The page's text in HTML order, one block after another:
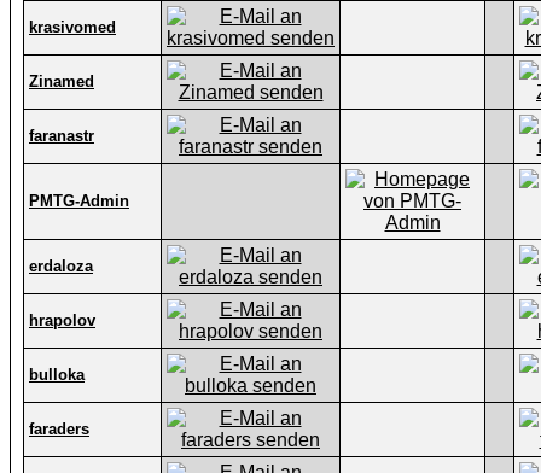
krasivomed
Zinamed
faranastr
PMTG-Admin
erdaloza
hrapolov
bulloka
faraders